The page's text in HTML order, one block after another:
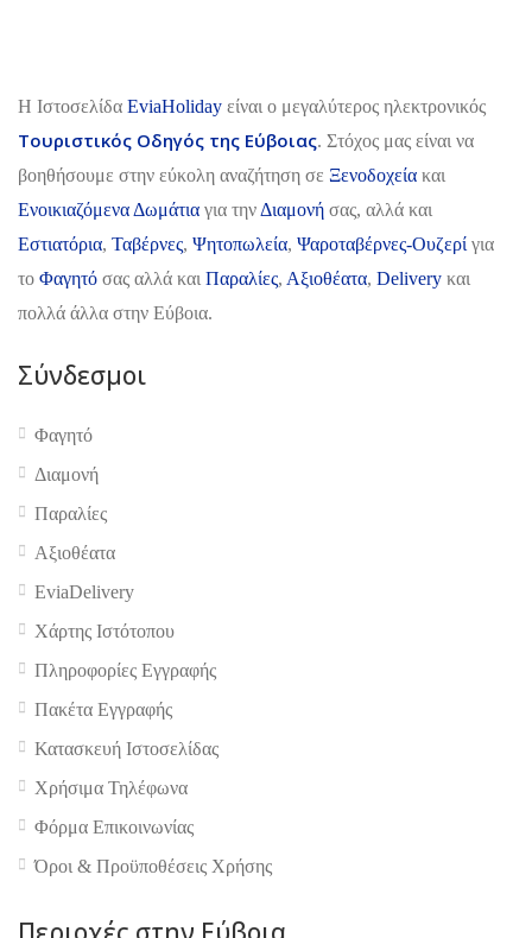
H Ιστοσελίδα EviaHoliday είναι ο μεγαλύτερος ηλεκτρονικός
Τουριστικός Οδηγός της Εύβοιας. Στόχος μας είναι να
βοηθήσουμε στην εύκολη αναζήτηση σε Ξενοδοχεία και
Ενοικιαζόμενα Δωμάτια για την Διαμονή σας, αλλά και
Εστιατόρια, Ταβέρνες, Ψητοπωλεία, Ψαροταβέρνες-Ουζερί για
το Φαγητό σας αλλά και Παραλίες, Αξιοθέατα, Delivery και
πολλά άλλα στην Εύβοια.
Σύνδεσμοι
Φαγητό
Διαμονή
Παραλίες
Αξιοθέατα
EviaDelivery
Χάρτης Ιστότοπου
Πληροφορίες Εγγραφής
Πακέτα Εγγραφής
Κατασκευή Ιστοσελίδας
Χρήσιμα Τηλέφωνα
Φόρμα Επικοινωνίας
Όροι & Προϋποθέσεις Xρήσης